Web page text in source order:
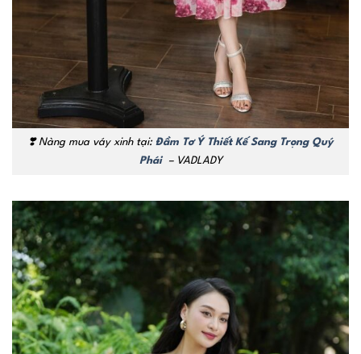
❣️ Nàng mua váy xinh tại: Đầm Tơ Ý Thiết Kế Sang Trọng Quý
Phái
– VADLADY